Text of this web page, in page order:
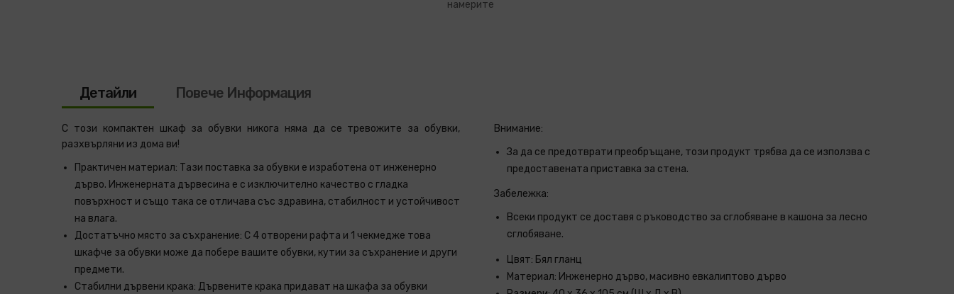
намерите
Детайли
С този компактен шкаф за обувки никога няма да се тревожите за обувки,
разхвърляни из дома ви!
Практичен материал: Тази поставка за обувки е изработена от инженерно
дърво. Инженерната дървесина е с изключително качество с гладка
повърхност и също така се отличава със здравина, стабилност и устойчивост
на влага.
Достатъчно място за съхранение: С 4 отворени рафта и 1 чекмедже това
шкафче за обувки може да побере вашите обувки, кутии за съхранение и други
предмети.
Стабилни дървени крака: Дървените крака придават на шкафа за обувки
Внимание:
За да се предотврати преобръщане, този продукт трябва да се използва с
предоставената приставка за стена.
Забележка:
Всеки продукт се доставя с ръководство за сглобяване в кашона за лесно
сглобяване.
Цвят: Бял гланц
Материал: Инженерно дърво, масивно евкалиптово дърво
Повече Информация